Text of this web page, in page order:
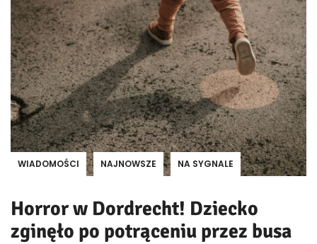
WIADOMOŚCI NAJNOWSZE NA SYGNALE
Horror w Dordrecht! Dziecko
zginęło po potrąceniu przez busa